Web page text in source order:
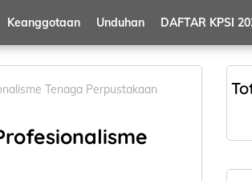
Keanggotaan Unduhan DAFTAR KPSI
Tenaga Perpustakaan